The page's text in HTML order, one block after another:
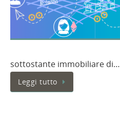
sottostante immobiliare di…
Leggi tutto